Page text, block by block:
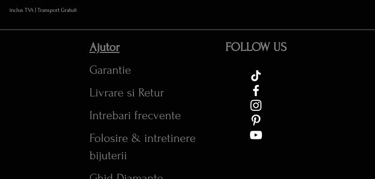
inclus TVA Transport Gratuit
Ajutor
FOLLOW US
Garantie
Livrare si Retur
Intrebari frecvente
Folosire & intretinere
bijuterii